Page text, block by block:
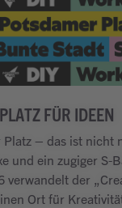
PLATZ FÜR IDEEN
Platz – das ist nicht
und ein zugiger S-
verwandelt der
Ort für